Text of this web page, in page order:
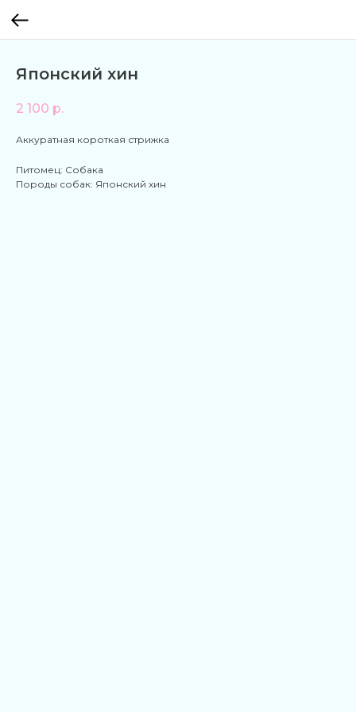
Японский хин
2 100 р.
Аккуратная короткая стрижка
Питомец: Собака
Породы собак: Японский хин